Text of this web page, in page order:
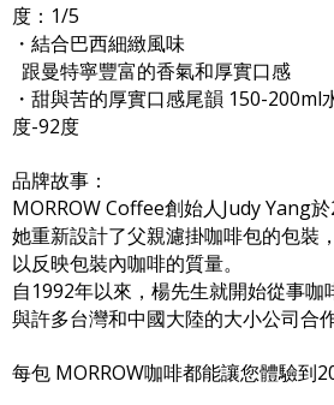
度：1/5
・結合巴西細緻風味
跟曼特寧豐富的香氣和厚實口感
・甜與苦的厚實口感尾韻 150-200ml
度-92度
品牌故事：
MORROW Coffee創始人Judy Yang於
她重新設計了父親濾掛咖啡包的包裝，
以反映包裝內咖啡的質量。
自1992年以來，楊先生就開始從事咖
與許多台灣和中國大陸的大小公司合
每包 MORROW咖啡都能讓您體驗到